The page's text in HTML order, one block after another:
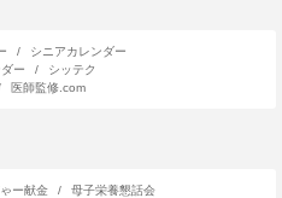
/
シニアカレンダー
ー
/
シッテク
医師監修.com
ー献金 / 母子栄養懇話会